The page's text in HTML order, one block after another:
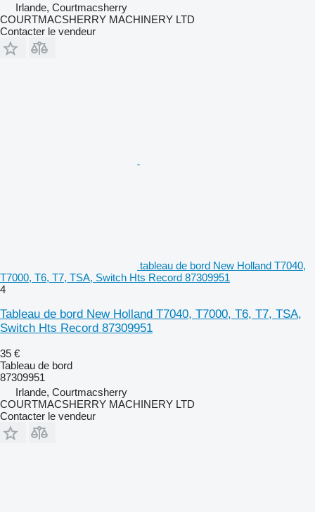
Irlande, Courtmacsherry
COURTMACSHERRY MACHINERY LTD
Contacter le vendeur
tableau de bord New Holland T7040,
T7000, T6, T7, TSA, Switch Hts Record 87309951
4
Tableau de bord New Holland T7040, T7000, T6, T7, TSA,
Switch Hts Record 87309951
35 €
Tableau de bord
87309951
Irlande, Courtmacsherry
COURTMACSHERRY MACHINERY LTD
Contacter le vendeur